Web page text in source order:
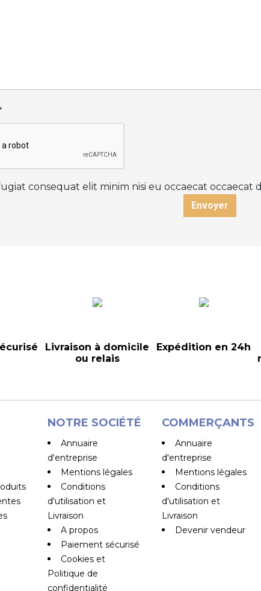
consequat elit minim nisi eu occaecat occaecat
Envoyer
Livraison à domicile
ou relais
Expédition en 24h
NOTRE SOCIÉTÉ
Annuaire
d'entreprise
Mentions légales
Conditions
d'utilisation et
Livraison
A propos
Paiement sécurisé
Cookies et
Politique de
confidentialité
COMMERÇANTS
Annuaire
d'entreprise
Mentions légales
Conditions
d'utilisation et
Livraison
Devenir vendeur